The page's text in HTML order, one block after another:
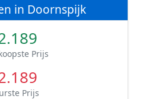
in Doornspijk
Prijs
Prijs